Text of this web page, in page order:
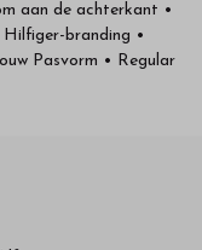
aan de achterkant •
branding •
Pasvorm • Regular